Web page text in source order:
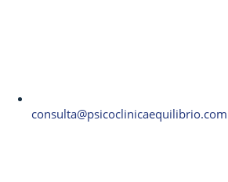
consulta@psicoclinicaequilibrio.com